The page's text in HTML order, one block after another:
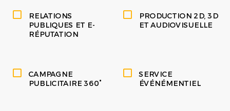
RELATIONS
PUBLIQUES ET E-
RÉPUTATION
PRODUCTION 2D, 3D
ET AUDIOVISUELLE
CAMPAGNE
PUBLICITAIRE 360°
SERVICE
ÉVÉNÉMENTIEL